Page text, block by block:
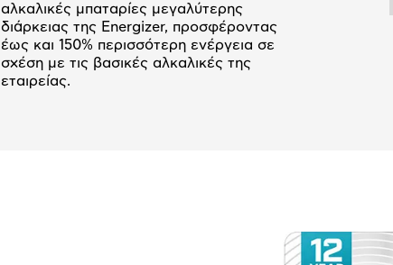
αλκαλικές μπαταρίες μεγαλύτερης
διάρκειας της Energizer, προσφέροντας
έως και 150% περισσότερη ενέργεια σε
σχέση με τις βασικές αλκαλικές της
εταιρείας.